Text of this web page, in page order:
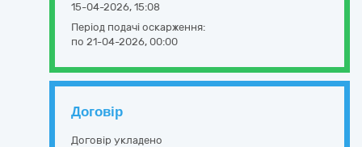
15-04-2026, 15:08
Період подачі оскарження:
по 21-04-2026, 00:00
Договір
Договір укладено